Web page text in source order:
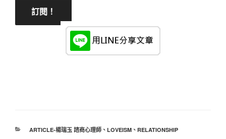
分
ARTICLE-楊瑞玉 諮商心理師、 LOVEISM、 RELATIONSHIP